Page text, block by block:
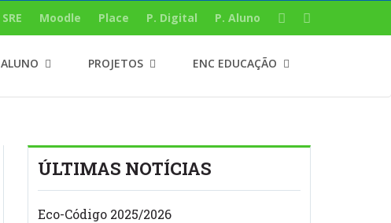
SRE Moodle Place P. Digital P. Aluno
ALUNO PROJETOS ENC EDUCAÇÃO
ÚLTIMAS NOTÍCIAS
Eco-Código 2025/2026